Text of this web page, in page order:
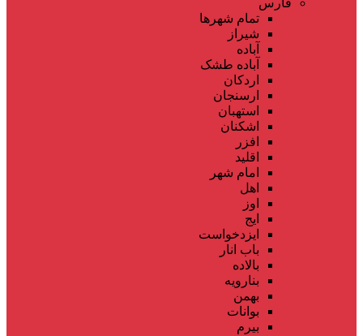
تمام شهر‌ها
شیراز
آباده
آباده طشک
اردکان
ارسنجان
استهبان
اشکنان
افزر
اقلید
امام شهر
اهل
اوز
ایج
ایزدخواست
باب انار
بالاده
بنارویه
بهمن
بوانات
بیرم